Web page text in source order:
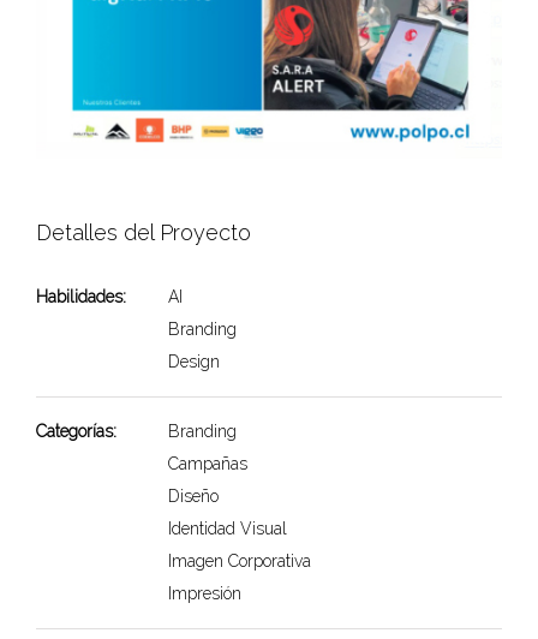
Detalles del Proyecto
Habilidades:
AI
Branding
Design
Categorías:
Branding
Campañas
Diseño
Identidad Visual
Imagen Corporativa
Impresión